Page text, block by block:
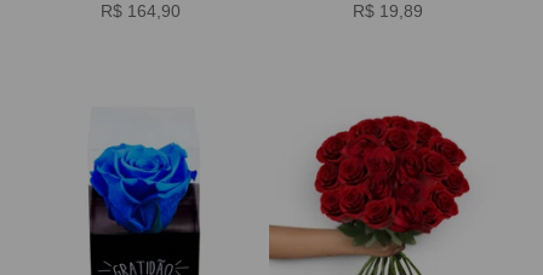
R$ 164,90 R$ 19,89